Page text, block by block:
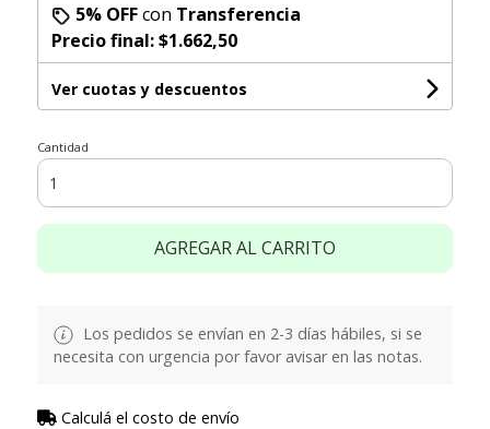
5% OFFcon Transferencia
Precio final:$1.662,50
Ver cuotas y descuentos
Cantidad
AGREGAR AL CARRITO
Los pedidos se envían en 2-3 días hábiles, si se
necesita con urgencia por favor avisar en las notas.
Calculá el costo de envío